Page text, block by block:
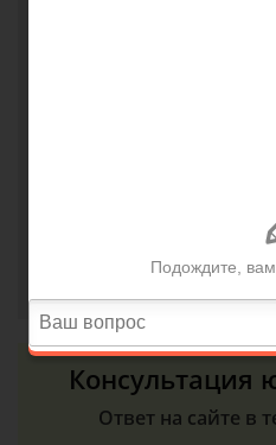
Консультация
Ответ на сайте в